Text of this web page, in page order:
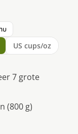
US cups/oz
7 grote
(800 g)